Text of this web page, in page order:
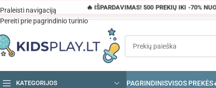
Praleisti navigaciją
Pereiti prie pagrindinio turinio
🔥 IŠPARDAVIMAS! 500 PREKIŲ IKI -70%
KATEGORIJOS PAGRINDINISVISOS PREKĖS